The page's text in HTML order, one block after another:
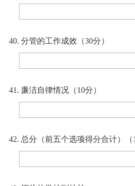
40. 分管的工作成效（30分）
41. 廉洁自律情况（10分）
42. 总分（前五个选项得分合计）（